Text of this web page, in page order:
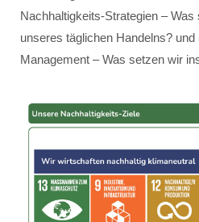
Nachhaltigkeits-Strategien –
unseres täglichen Handelns?
Management – Was setzen wir